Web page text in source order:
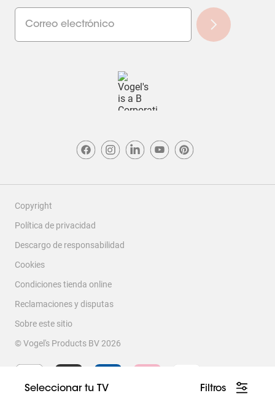
Seleccionar tu TV Filtros
Copyright
Política de privacidad
Descargo de responsabilidad
Cookies
Condiciones tienda online
Reclamaciones y disputas
Sobre este sitio
© Vogel's Products BV2026